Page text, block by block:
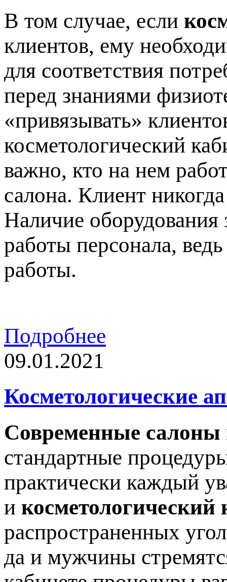
В том случае, если
клиентов, ему
для соответствия
перед знаниями
«привязывать»
косметологический
важно, кто на нем
салона. Клиент
Наличие оборудования
работы персонала,
работы.
Подробнее
09.01.2021
Косметологические
Современные салоны
стандартные
практически каждый
и косметологический
распространенных
да и мужчины